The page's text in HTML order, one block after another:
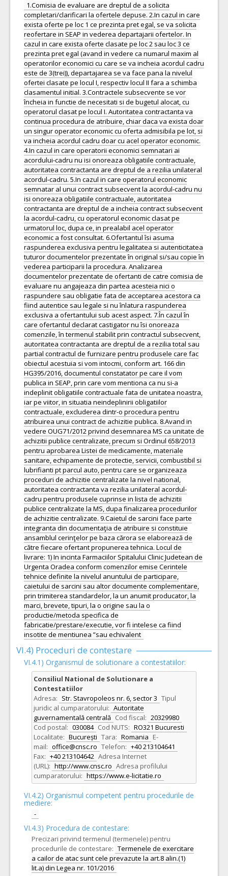
1.Comisia de evaluare are dreptul de a solicita
completari/clarificari la ofertele depuse. 2.In cazul in care
exista oferte pe loc 1 ce prezinta pret egal, se va solicita
reofertare in SEAP in vederea departajarii ofertelor. In
cazul in care exista oferte clasate pe loc 2 sau loc 3 ce
prezinta pret egal (avand in vedere ca numarul maxim al
operatorilor economici cu care se va incheia acordul cadru
este de 3(trei)), departajarea se va face pana la nivelul
ofertei clasate pe locul I, respectiv locul II fara a schimba
clasamentul initial. 3.Contractele subsecvente se vor
încheia in functie de necesitati si de bugetul alocat, cu
operatorul clasat pe locul I. Autoritatea contractanta va
continua procedura de atribuire, chiar daca va exista doar
un singur operator economic cu oferta admisibila pe lot, si
va incheia acordul cadru doar cu acel operator economic.
4.In cazul in care operatorii economici semnatari ai
acordului-cadru nu isi onoreaza obligatiile contractuale,
autoritatea contractanta are dreptul de a rezilia unilateral
acordul-cadru. 5.In cazul in care operatorul economic
semnatar al unui contract subsecvent la acordul-cadru nu
isi onoreaza obligatiile contractuale, autoritatea
contractanta are dreptul de a incheia contract subsecvent
la acordul-cadru, cu operatorul economic clasat pe
urmatorul loc, dupa ce, in prealabil acel operator
economic a fost consultat. 6.Ofertantul îsi asuma
raspunderea exclusiva pentru legalitatea si autenticitatea
tuturor documentelor prezentate în original si/sau copie în
vederea participarii la procedura. Analizarea
documentelor prezentate de ofertanti de catre comisia de
evaluare nu angajeaza din partea acesteia nici o
raspundere sau obligatie fata de acceptarea acestora ca
fiind autentice sau legale si nu înlatura raspunderea
exclusiva a ofertantului sub acest aspect. 7.În cazul în
care ofertantul declarat castigator nu îsi onoreaza
comenzile, în termenul stabilit prin contractul subsecvent,
autoritatea contractanta are dreptul de a rezilia total sau
partial contractul de furnizare pentru produsele care fac
obiectul acestuia si vom intocmi, conform art. 166 din
HG395/2016, documentul constatator pe care il vom
publica in SEAP, prin care vom mentiona ca nu si-a
indeplinit obligatiile contractuale fata de unitatea noastra,
iar pe viitor, in situatia neindeplinirii obligatiilor
contractuale, excluderea dintr-o procedura pentru
atribuirea unui contract de achizitie publica. 8.Avand in
vedere OUG71/2012 privind desemnarea MS ca unitate de
achizitii publice centralizate, precum si Ordinul 658/2013
pentru aprobarea Listei de medicamente, materiale
sanitare, echipamente de protectie, servicii, combustibil si
lubrifianti pt parcul auto, pentru care se organizeaza
proceduri de achizitie centralizate la nivel national,
autoritatea contractanta va rezilia unilateral acordul-
cadru pentru produsele cuprinse in lista de achizitii
publice centralizate la MS, dupa finalizarea procedurilor
de achizitie centralizate. 9.Caietul de sarcini face parte
integranta din documentaţia de atribuire si constituie
ansamblul cerinţelor pe baza cărora se elaborează de
către fiecare ofertant propunerea tehnica. Locul de
livrare: 1) In incinta Farmaciilor Spitalului Clinic Judetean de
Urgenta Oradea conform comenzilor emise Cerintele
tehnice definite la nivelul anuntului de participare,
caietului de sarcini sau altor documente complementare,
prin trimiterea standardelor, la un anumit producator, la
marci, brevete, tipuri, la o origine sau la o
productie/metoda specifica de
fabricatie/prestare/executie, vor fi intelese ca fiind
insotite de mentiunea ”sau echivalent
VI.4) Proceduri de contestare
VI.4.1) Organismul de solutionare a contestatiilor:
Consiliul National de Solutionare a
Contestatiilor
Adresa: Str. Stavropoleos nr. 6, sector 3 Tipul
juridic al cumparatorului: Autoritate
guvernamentală centrală Cod fiscal: 20329980
Cod postal: 030084 Cod NUTS: RO321 Bucuresti
Localitate: București Tara: Romania E-
mail: office@cnsc.ro Telefon: +40 213104641
Fax: +40 213104642 Adresa Internet
(URL): http://www.cnsc.ro Adresa profilului
cumparatorului: https://www.e-licitatie.ro
VI.4.2) Organismul competent pentru procedurile de
mediere:
-
VI.4.3) Procedura de contestare:
Precizari privind termenul (termenele) pentru
procedurile de contestare: Termenele de exercitare
a cailor de atac sunt cele prevazute la art.8 alin.(1)
lit.a) din Legea nr. 101/2016